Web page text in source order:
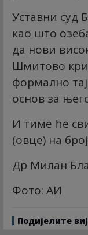
Уставни суд
као што
да нови
Шмитово
формално
основ за
И тиме ће
(овце) на
Др Милан
Фото: АИ
Подијелите